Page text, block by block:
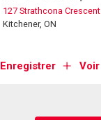
127 Strathcona Crescent
Kitchener, ON
Enregistrer Voir